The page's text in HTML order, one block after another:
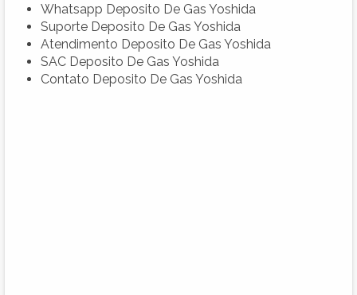
Whatsapp Deposito De Gas Yoshida
Suporte Deposito De Gas Yoshida
Atendimento Deposito De Gas Yoshida
SAC Deposito De Gas Yoshida
Contato Deposito De Gas Yoshida